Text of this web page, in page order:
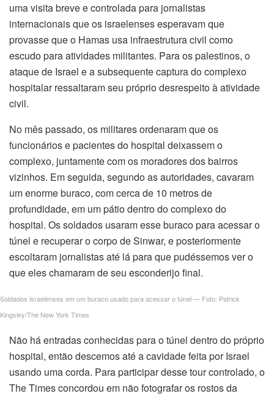
Panel
panel
panel
panel
satın al
Panel
panel
panel
Panel
panel
panel
uma visita breve e controlada para jornalistas
internacionais que os israelenses esperavam que
provasse que o Hamas usa infraestrutura civil como
escudo para atividades militantes. Para os palestinos, o
ataque de Israel e a subsequente captura do complexo
hospitalar ressaltaram seu próprio desrespeito à atividade
civil.
No mês passado, os militares ordenaram que os
funcionários e pacientes do hospital deixassem o
complexo, juntamente com os moradores dos bairros
vizinhos. Em seguida, segundo as autoridades, cavaram
um enorme buraco, com cerca de 10 metros de
profundidade, em um pátio dentro do complexo do
hospital. Os soldados usaram esse buraco para acessar o
túnel e recuperar o corpo de Sinwar, e posteriormente
escoltaram jornalistas até lá para que pudéssemos ver o
que eles chamaram de seu esconderijo final.
Soldados israelenses em um buraco usado para acessar o túnel — Foto: Patrick
Kingsley/The New York Times
Não há entradas conhecidas para o túnel dentro do próprio
hospital, então descemos até a cavidade feita por Israel
usando uma corda. Para participar desse tour controlado, o
The Times concordou em não fotografar os rostos da